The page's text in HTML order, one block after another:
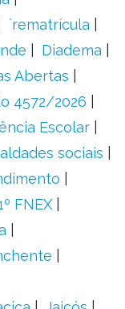
´rematrícula
Diadema
Abertas
4572/2026
Escolar
sociais
FNEX